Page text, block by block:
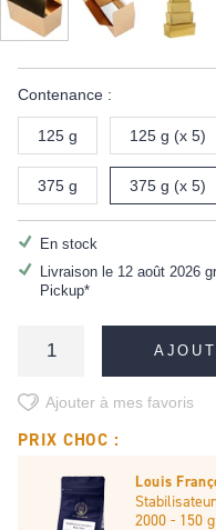
Contenance :
125 g 125 g (x 5)
375 g 375 g (x 5)
En stock
Livraison le 12 août 2026
Pickup*
Ajouter à mes favoris
PRIX CHOC :
Louis
2000 - 150 g